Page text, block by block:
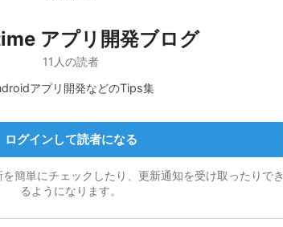
アプリ開発ブログ
11人の読者
アプリ開発などのTips集
ログインして読者になる
簡単にチェックしたり、更新通知を受け取ったりでき
るようになります。